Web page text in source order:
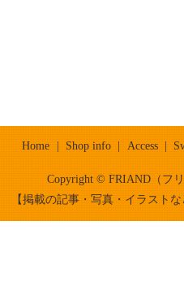
Home Shop info Access
Copyright © FRIAND（フ
【掲載の記事・写真・イラスト